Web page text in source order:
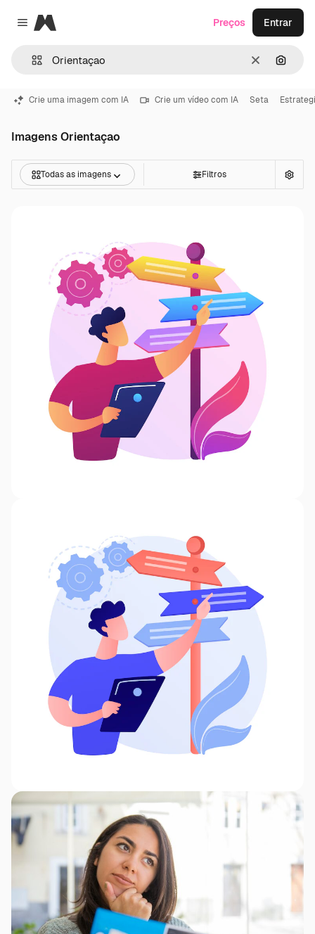
Close menu
Magnific
Limpar
Preços Entrar
Crie uma imagem com IA Crie um vídeo com IA Seta
Imagens Orientaçao
Todas as imagens Filtros